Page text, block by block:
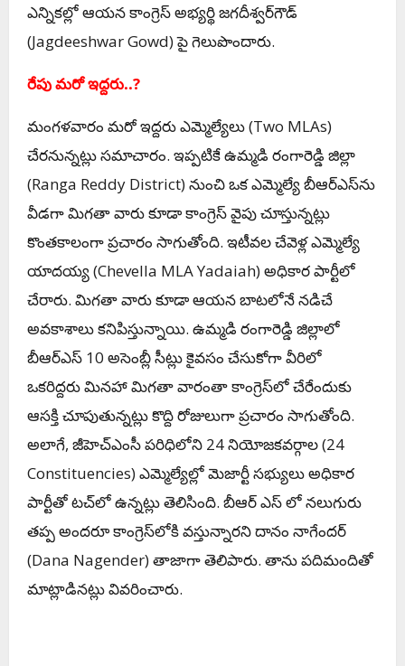
ఎన్నికల్లో ఆయన కాంగ్రెస్‌ అభ్యర్థి జగదీశ్వర్‌గౌడ్‌
(Jagdeeshwar Gowd)పై గెలుపొందారు.
రేపు మ‌రో ఇద్ద‌రు..?
మంగళవారం మరో ఇద్దరు ఎమ్మెల్యేలు (Two MLAs)
చేరనున్నట్లు సమాచారం. ఇప్పటికే ఉమ్మడి రంగారెడ్డి జిల్లా
(Ranga Reddy District)నుంచి ఒక ఎమ్మెల్యే బీఆర్‌ఎస్‌ను
వీడగా మిగతా వారు కూడా కాంగ్రెస్ వైపు చూస్తున్నట్లు
కొంతకాలంగా ప్రచారం సాగుతోంది. ఇటీవల చేవెళ్ల ఎమ్మెల్యే
యాదయ్య (Chevella MLA Yadaiah) అధికార పార్టీలో
చేరారు. మిగతా వారు కూడా ఆయన బాటలోనే న‌డిచే
అవ‌కాశాలు క‌నిపిస్తున్నాయి. ఉమ్మడి రంగారెడ్డి జిల్లాలో
బీఆర్‌ఎస్‌ 10 అసెంబ్లీ సీట్లు కైవసం చేసుకోగా వీరిలో
ఒకరిద్దరు మినహా మిగతా వారంతా కాంగ్రెస్‌లో చేరేందుకు
ఆసక్తి చూపుతున్నట్లు కొద్ది రోజులుగా ప్రచారం సాగుతోంది.
అలాగే, జీహెచ్ఎంసీ ప‌రిధిలోని 24 నియోజ‌క‌వ‌ర్గాల (24
Constituencies) ఎమ్మెల్యేల్లో మెజార్టీ స‌భ్యులు అధికార
పార్టీతో ట‌చ్‌లో ఉన్న‌ట్లు తెలిసింది. బీఆర్ ఎస్ లో న‌లుగురు
త‌ప్ప అంద‌రూ కాంగ్రెస్‌లోకి వ‌స్తున్నార‌ని దానం నాగేంద‌ర్
(Dana Nagender)తాజాగా తెలిపారు. తాను ప‌దిమందితో
మాట్లాడిన‌ట్లు వివ‌రించారు.